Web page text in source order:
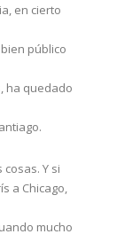
en cierto
público
ha quedado
Y si
a Chicago,
mucho